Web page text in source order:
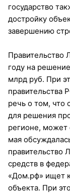
государство
достройку
завершению
Правительство
году на
млрд руб. При
правительства
речь о том, что
для решения
регионе, может
мая
правительство
средств в
«Дом.рф» ищет
объекта. При